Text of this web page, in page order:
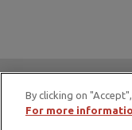
By clicking on
For more